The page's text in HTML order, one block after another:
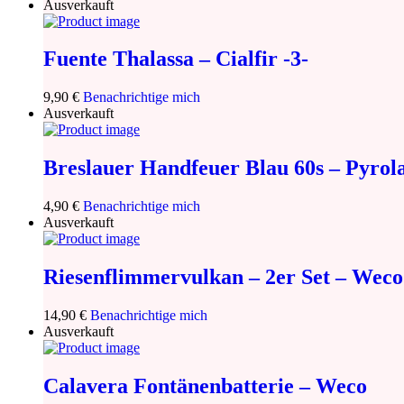
Ausverkauft
Fuente Thalassa – Cialfir -3-
9,90 € Benachrichtige mich
Ausverkauft
Breslauer Handfeuer Blau 60s –
4,90 € Benachrichtige mich
Ausverkauft
Riesenflimmervulkan – 2er Set – Weco
14,90 € Benachrichtige mich
Ausverkauft
Calavera Fontänenbatterie – Weco